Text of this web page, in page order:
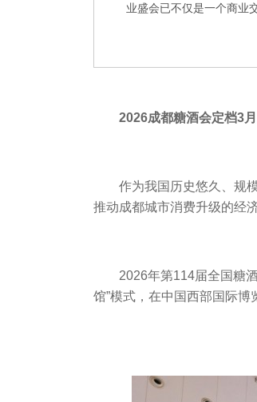
业盛会已不仅是一个商业
2026成都糖酒会定档3
作为我国历史悠久、规
推动成都城市消费升级的经济
2026年第114届全国糖
馆”模式，在中国西部国际博